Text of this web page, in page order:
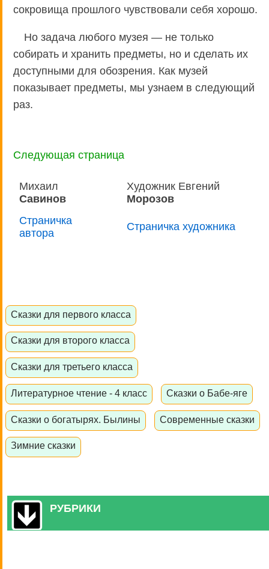
сокровища прошлого чувствовали себя хорошо.
Но задача любого музея — не только
собирать и хранить предметы, но и сделать их
доступными для обозрения. Как музей
показывает предметы, мы узнаем в следующий
раз.
Следующая страница
Михаил
Савинов
Художник Евгений
Морозов
Страничка
автора
Страничка художника
Сказки для первого класса
Сказки для второго класса
Сказки для третьего класса
Литературное чтение - 4 класс Сказки о Бабе-яге
Сказки о богатырях. Былины Современные сказки
Зимние сказки
РУБРИКИ